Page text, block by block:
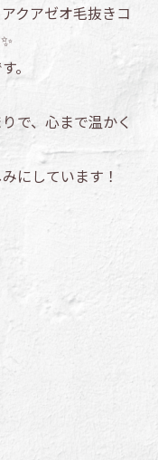
クアゼオ毛抜きコ
。
で、心まで温かく
にしています！